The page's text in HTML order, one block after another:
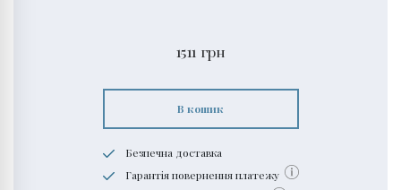
1511 грн
В кошик
Безпечна доставка
Гарантія повернення платежу